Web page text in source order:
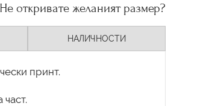
Не откривате желаният размер?
НАЛИЧНОСТИ
принт.